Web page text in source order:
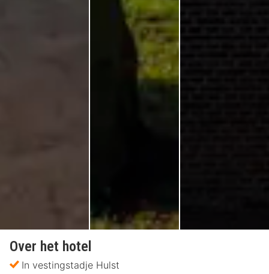
Over het hotel
In vestingstadje Hulst